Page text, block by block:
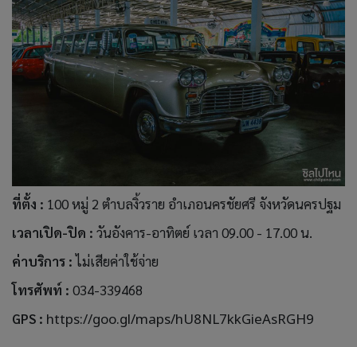
ที่ตั้ง : 100 หมู่ 2 ตำบลงิ้วราย อำเภอนครชัยศรี จังหวัดนครปฐม
เวลาเปิด-ปิด : วันอังคาร-อาทิตย์ เวลา 09.00 - 17.00 น.
ค่าบริการ :ไม่เสียค่าใช้จ่าย
โทรศัพท์ : 034-339468
GPS : https://goo.gl/maps/hU8NL7kkGieAsRGH9